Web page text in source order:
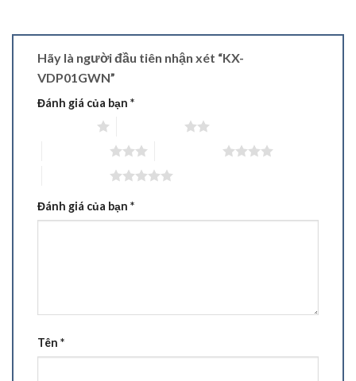
Hãy là người đầu tiên nhận xét “KX-
VDP01GWN”
Đánh giá của bạn *
Đánh giá của bạn *
Tên *